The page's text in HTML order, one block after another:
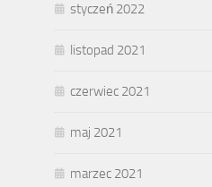
styczeń 2022
listopad 2021
czerwiec 2021
maj 2021
marzec 2021